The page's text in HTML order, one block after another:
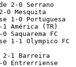
2-0 Serrano
0 Mesquita
1-0 Portuguesa
América (TR)
Saquarema FC
1-1 Olympico FC
2-1 Barreira
0 Entrerriense